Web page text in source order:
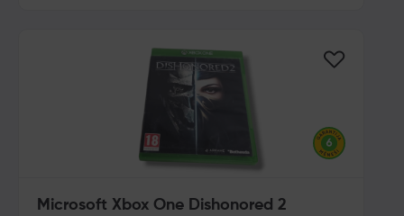
Microsoft Xbox One Dishonored 2